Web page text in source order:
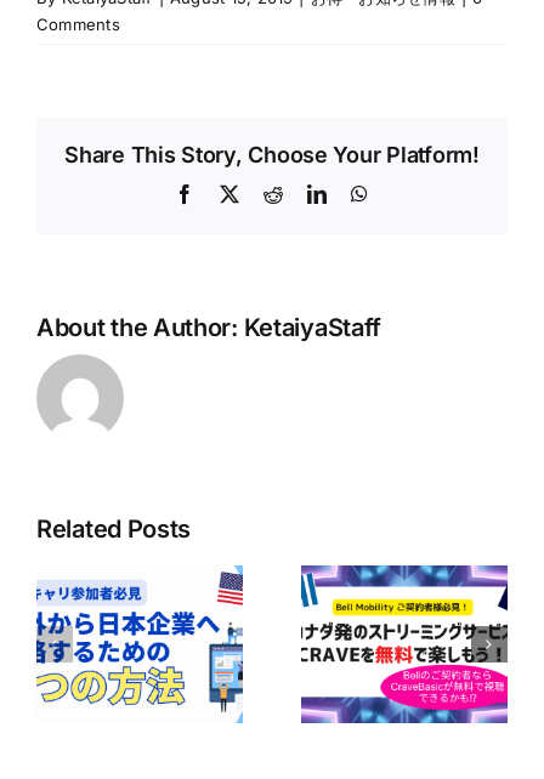
Comments
Share This Story, Choose Your Platform!
Facebook
X RedditLinkedIn
About the Author: KetaiyaStaff
Related Posts
Bell Mobilityユ
ーザー必見！
CraveのBasicプ
ランが無料で楽
しめるかも！？
【Bell契約者は1
年間無料！】
Perplexity Pro
AIの利用ガイド